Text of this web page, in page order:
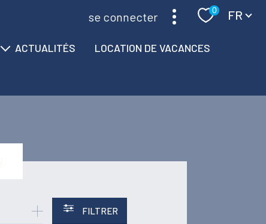
se connecter 0 FR
ACTUALITÉS LOCATION DE VACANCES
FILTRER